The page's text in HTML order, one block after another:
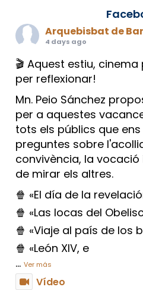
Arquebisbat de
4 days ago
🎬 Aquest estiu,
per reflexionar!
Mn. Peio Sánchez
per a aquestes
tots els públics que
preguntes sobre
convivència, la
de mirar els altres.
🍿 «El día de la
🍿 «Las locas del
🍿 «Viaje al país de los
🍿 «León XIV, e
... Ver más
Vídeo